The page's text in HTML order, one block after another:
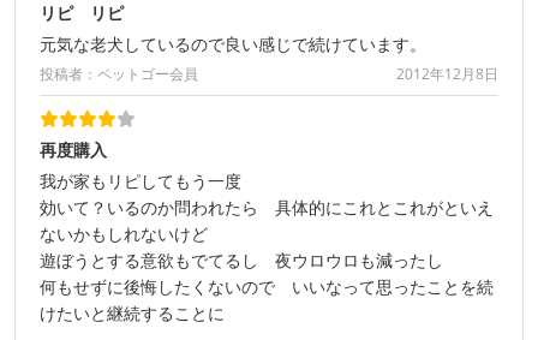
リピ リピ
元気な老犬しているので良い感じで続けています。
投稿者：ペットゴー会員 2012年12月8日
再度購入
我が家もリピしてもう一度
効いて？いるのか問われたら 具体的にこれとこれがといえ
ないかもしれないけど
遊ぼうとする意欲もでてるし 夜ウロウロも減ったし
何もせずに後悔したくないので いいなって思ったことを続
けたいと継続することに